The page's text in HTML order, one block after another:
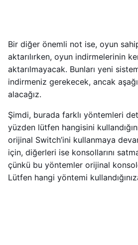
Bir diğer önemli not ise, oyun
aktarılırken, oyun indirmelerinin
aktarılmayacak. Bunları yeni
indirmeniz gerekecek, ancak
alacağız.
Şimdi, burada farklı yöntemleri
yüzden lütfen hangisini
orijinal Switch’ini kullanmaya
için, diğerleri ise konsollarını
çünkü bu yöntemler orijinal
Lütfen hangi yöntemi